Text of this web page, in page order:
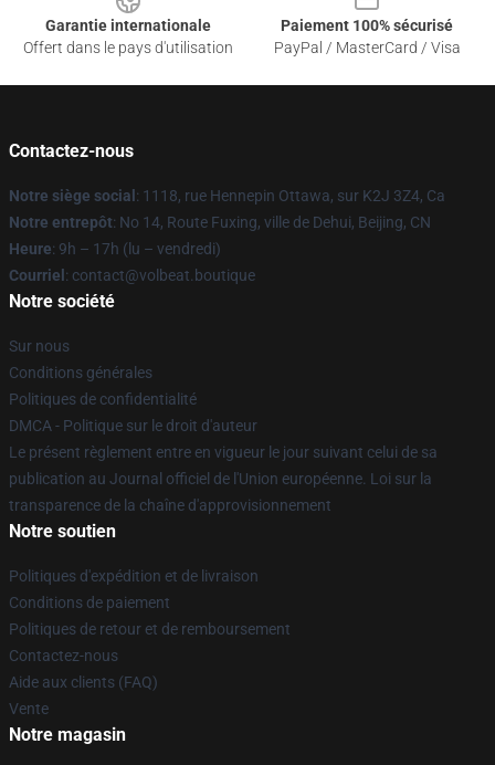
Garantie internationale
Offert dans le pays d'utilisation
Paiement 100% sécurisé
PayPal / MasterCard / Visa
Contactez-nous
Notre siège social : 1118, rue Hennepin Ottawa, sur K2J 3Z4, Ca
Notre entrepôt: No 14, Route Fuxing, ville de Dehui, Beijing, CN
Heure: 9h – 17h (lu – vendredi)
Courriel : contact@volbeat.boutique
Notre société
Sur nous
Conditions générales
Politiques de confidentialité
DMCA - Politique sur le droit d'auteur
Le présent règlement entre en vigueur le jour suivant celui de sa
publication au Journal officiel de l'Union européenne. Loi sur la
transparence de la chaîne d'approvisionnement
Notre soutien
Politiques d'expédition et de livraison
Conditions de paiement
Politiques de retour et de remboursement
Contactez-nous
Aide aux clients (FAQ)
Vente
Notre magasin